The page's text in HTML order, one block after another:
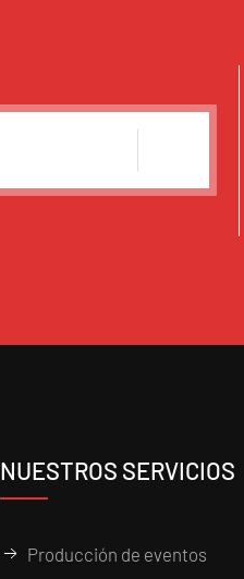
NUESTROS SERVICIOS
Producción de eventos